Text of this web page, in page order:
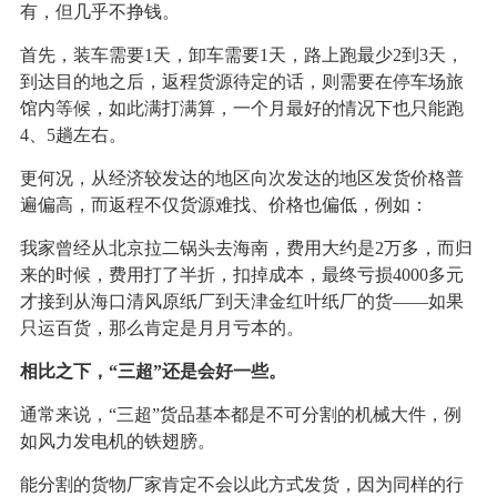
有，但几乎不挣钱。
首先，装车需要1天，卸车需要1天，路上跑最少2到3天，
到达目的地之后，返程货源待定的话，则需要在停车场旅
馆内等候，如此满打满算，一个月最好的情况下也只能跑
4、5趟左右。
更何况，从经济较发达的地区向次发达的地区发货价格普
遍偏高，而返程不仅货源难找、价格也偏低，例如：
我家曾经从北京拉二锅头去海南，费用大约是2万多，而归
来的时候，费用打了半折，扣掉成本，最终亏损4000多元
才接到从海口清风原纸厂到天津金红叶纸厂的货——如果
只运百货，那么肯定是月月亏本的。
相比之下，“三超”还是会好一些。
通常来说，“三超”货品基本都是不可分割的机械大件，例
如风力发电机的铁翅膀。
能分割的货物厂家肯定不会以此方式发货，因为同样的行